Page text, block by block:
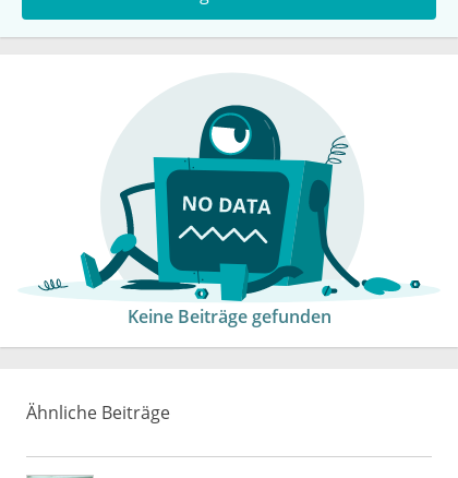
Keine Beiträge gefunden
Ähnliche Beiträge